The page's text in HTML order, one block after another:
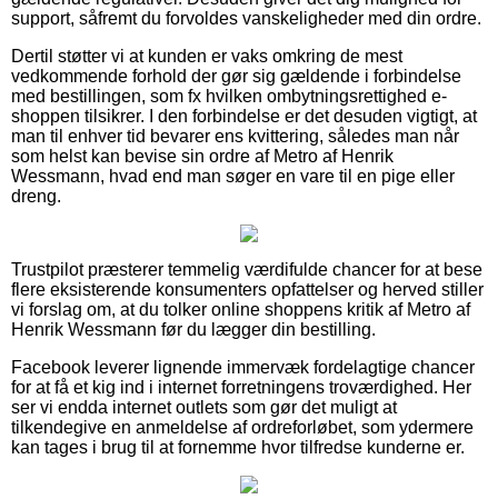
support, såfremt du forvoldes vanskeligheder med din ordre.
Dertil støtter vi at kunden er vaks omkring de mest
vedkommende forhold der gør sig gældende i forbindelse
med bestillingen, som fx hvilken ombytningsrettighed e-
shoppen tilsikrer. I den forbindelse er det desuden vigtigt, at
man til enhver tid bevarer ens kvittering, således man når
som helst kan bevise sin ordre af Metro af Henrik
Wessmann, hvad end man søger en vare til en pige eller
dreng.
Trustpilot præsterer temmelig værdifulde chancer for at bese
flere eksisterende konsumenters opfattelser og herved stiller
vi forslag om, at du tolker online shoppens kritik af Metro af
Henrik Wessmann før du lægger din bestilling.
Facebook leverer lignende immervæk fordelagtige chancer
for at få et kig ind i internet forretningens troværdighed. Her
ser vi endda internet outlets som gør det muligt at
tilkendegive en anmeldelse af ordreforløbet, som ydermere
kan tages i brug til at fornemme hvor tilfredse kunderne er.